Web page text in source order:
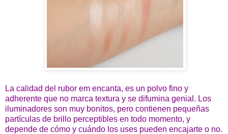
La calidad del rubor em encanta, es un polvo fino y
adherente que no marca textura y se difumina genial. Los
iluminadores son muy bonitos, pero contienen pequeñas
partículas de brillo perceptibles en todo momento, y
depende de cómo y cuándo los uses pueden encajarte o no.